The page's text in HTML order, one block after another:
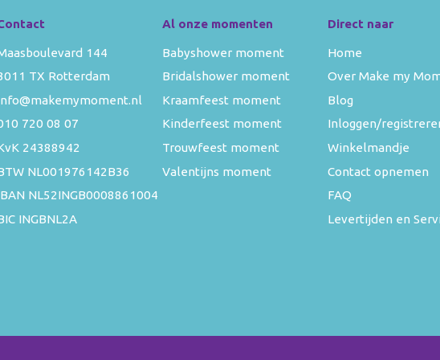
144
TX Rotterdam
720 08 07
24388942
NL001976142B36
NL52INGB0008861004
INGBNL2A
Al onze momenten
Babyshower moment
Bridalshower moment
Kraamfeest moment
Kinderfeest moment
Trouwfeest moment
Valentijns moment
Direct naar
Home
Over Make my
Blog
Inloggen/
Winkelmandje
Contact opnemen
FAQ
Levertijden en